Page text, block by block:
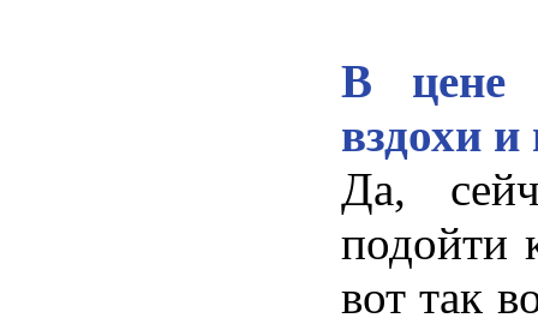
В цене
вздохи
Да,
подойти
вот так